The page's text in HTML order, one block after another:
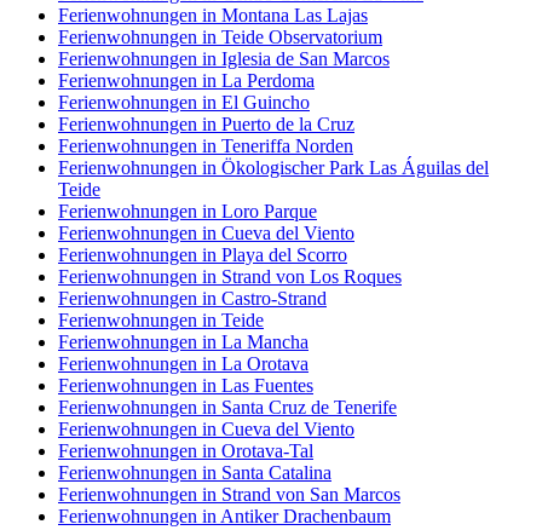
Ferienwohnungen in Montana Las Lajas
Ferienwohnungen in Teide Observatorium
Ferienwohnungen in Iglesia de San Marcos
Ferienwohnungen in La Perdoma
Ferienwohnungen in El Guincho
Ferienwohnungen in Puerto de la Cruz
Ferienwohnungen in Teneriffa Norden
Ferienwohnungen in Ökologischer Park Las Águilas del
Teide
Ferienwohnungen in Loro Parque
Ferienwohnungen in Cueva del Viento
Ferienwohnungen in Playa del Scorro
Ferienwohnungen in Strand von Los Roques
Ferienwohnungen in Castro-Strand
Ferienwohnungen in Teide
Ferienwohnungen in La Mancha
Ferienwohnungen in La Orotava
Ferienwohnungen in Las Fuentes
Ferienwohnungen in Santa Cruz de Tenerife
Ferienwohnungen in Cueva del Viento
Ferienwohnungen in Orotava-Tal
Ferienwohnungen in Santa Catalina
Ferienwohnungen in Strand von San Marcos
Ferienwohnungen in Antiker Drachenbaum